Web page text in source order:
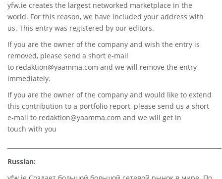
yfw.ie creates the largest networked marketplace in the
world. For this reason, we have included your address with
us. This entry was registered by our editors.
If you are the owner of the company and wish the entry is
removed, please send a short e-mail
to redaktion@yaamma.com and we will remove the entry
immediately.
If you are the owner of the company and would like to extend
this contribution to a portfolio report, please send us a short
e-mail to redaktion@yaamma.com and we will get in
touch with you
Russian: